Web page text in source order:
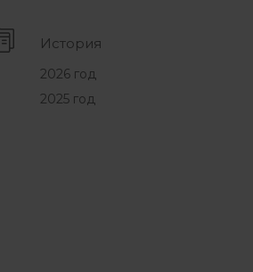
История
2026 год
2025 год